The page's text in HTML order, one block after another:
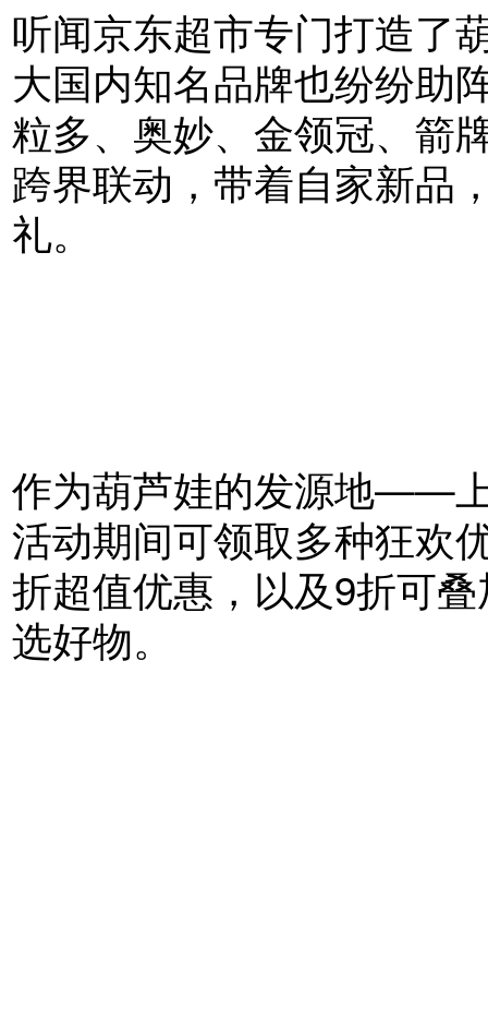
东
超
市
带
着
满
满
的
惊
喜
5
月
30
日-6
月
3
日，
听闻京东超市专门打造了
大国内知名品牌也纷纷助
粒多、奥妙、金领冠、箭
跨界联动，带着自家新品
礼。
作为葫芦娃的发源地——
活动期间可领取多种狂欢
折超值优惠，以及9折可
选好物。